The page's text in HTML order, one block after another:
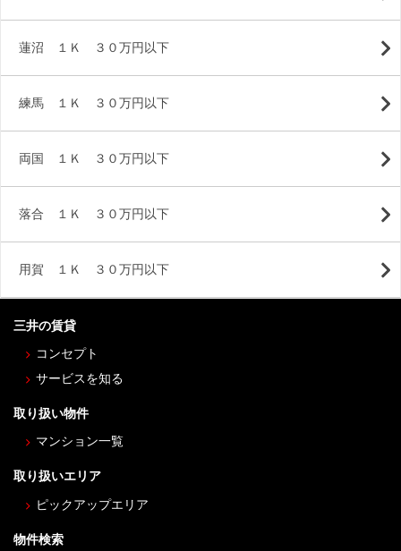
蓮沼 １Ｋ ３０万円以下
練馬 １Ｋ ３０万円以下
両国 １Ｋ ３０万円以下
落合 １Ｋ ３０万円以下
用賀 １Ｋ ３０万円以下
三井の賃貸
コンセプト
サービスを知る
取り扱い物件
マンション一覧
取り扱いエリア
ピックアップエリア
物件検索